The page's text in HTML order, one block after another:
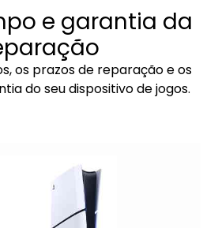
e garantia da
os prazos de reparação e os
do seu dispositivo de jogos.